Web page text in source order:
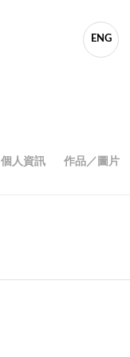
ENG
個人資訊 作品／圖片